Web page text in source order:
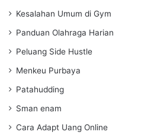
Kesalahan Umum di Gym
Panduan Olahraga Harian
Peluang Side Hustle
Menkeu Purbaya
Patahudding
Sman enam
Cara Adapt Uang Online